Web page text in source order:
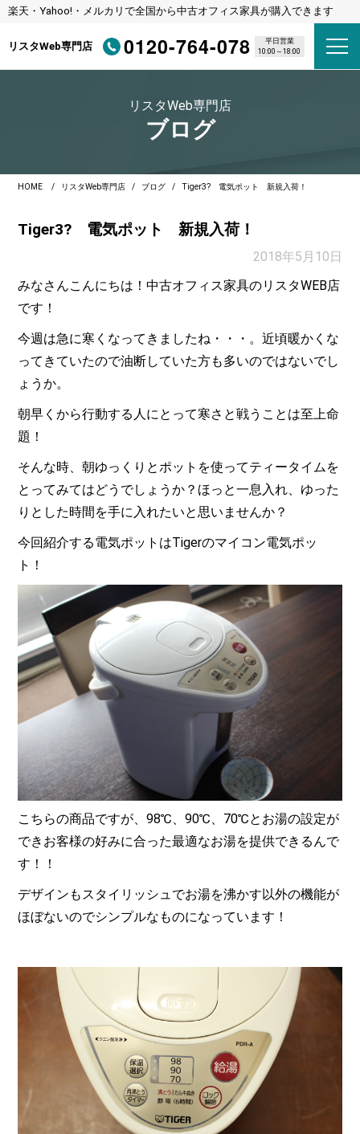
楽天・Yahoo!・メルカリで全国から中古オフィス家具が購入できます
リスタWeb専門店 0120-764-078
平日営業
10:00～18:00
リスタWeb専門店
ブログ
HOME リスタWeb専門店 ブログ Tiger3? 電気ポット 新規入荷！
Tiger3? 電気ポット 新規入荷！
2018年5月10日
みなさんこんにちは！中古オフィス家具のリスタWEB店
です！
今週は急に寒くなってきましたね・・・。近頃暖かくな
ってきていたので油断していた方も多いのではないでし
ょうか。
朝早くから行動する人にとって寒さと戦うことは至上命
題！
そんな時、朝ゆっくりとポットを使ってティータイムを
とってみてはどうでしょうか？ほっと一息入れ、ゆった
りとした時間を手に入れたいと思いませんか？
今回紹介する電気ポットはTigerのマイコン電気ポッ
ト！
こちらの商品ですが、98℃、90℃、70℃とお湯の設定が
できお客様の好みに合った最適なお湯を提供できるんで
す！！
デザインもスタイリッシュでお湯を沸かす以外の機能が
ほぼないのでシンプルなものになっています！